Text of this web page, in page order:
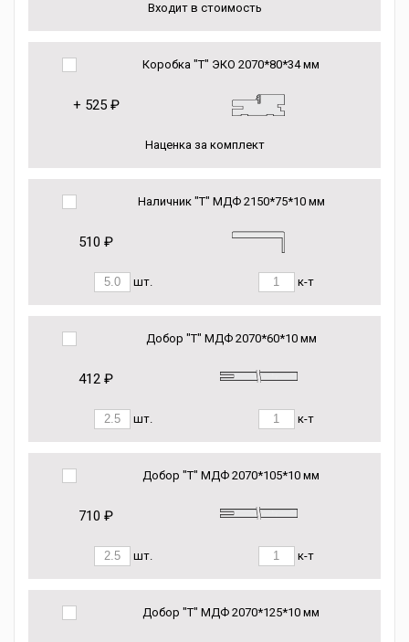
Входит в стоимость
Коробка "Т" ЭКО 2070*80*34 мм
+ 525 ₽
Наценка за комплект
Наличник "Т" МДФ 2150*75*10 мм
510 ₽
шт. к-т
Добор "Т" МДФ 2070*60*10 мм
412 ₽
шт. к-т
Добор "Т" МДФ 2070*105*10 мм
710 ₽
шт. к-т
Добор "Т" МДФ 2070*125*10 мм